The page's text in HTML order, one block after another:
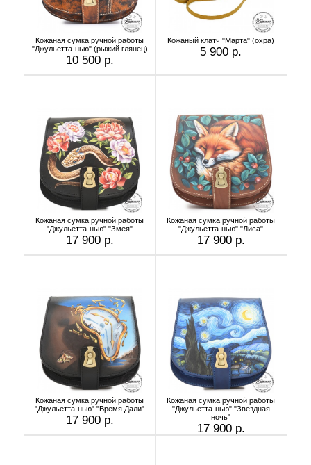
Кожаная сумка ручной работы
"Джульетта-нью" (рыжий глянец)
10 500 р.
Кожаный клатч "Марта" (охра)
5 900 р.
Кожаная сумка ручной работы
"Джульетта-нью" "Змея"
17 900 р.
Кожаная сумка ручной работы
"Джульетта-нью" "Лиса"
17 900 р.
Кожаная сумка ручной работы
"Джульетта-нью" "Время Дали"
17 900 р.
Кожаная сумка ручной работы
"Джульетта-нью" "Звездная
ночь"
17 900 р.